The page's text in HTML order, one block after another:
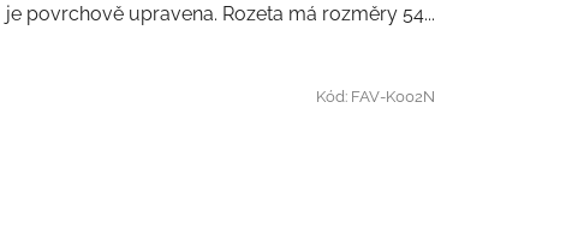
je povrchově upravena. Rozeta má rozměry 54...
Kód: FAV-K002N